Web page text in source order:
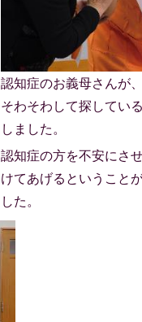
認知症のお義母さんが
そわそわして探してい
しました。
認知症の方を不安にさ
けてあげるということ
した。